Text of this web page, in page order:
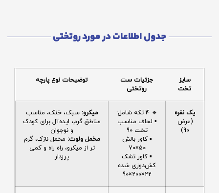
جدول اطلاعات در مورد روتختی
سایز
تخت
جزئیات ست
روتختی
توضیحات نوع پارچه
یک نفره
(عرض
90)
🔹 4 تکه شامل:
▪️ لحاف مناسب
تخت 90
▪️ کاور بالش
50×70
▪️ کاور تشک
کش‌دوزی شده
22×200×90
میکرو: سبک، خنک، مناسب
مناطق گرم، ایده‌آل برای کودک
و نوجوان
مخمل ولوت: مخمل نازک، گرم
تر از میکرو، راه راه و کمی
پرزدار